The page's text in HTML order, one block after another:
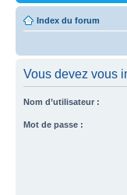
Index du forum
Vous devez vous
Nom d’utilisateur :
Mot de passe :